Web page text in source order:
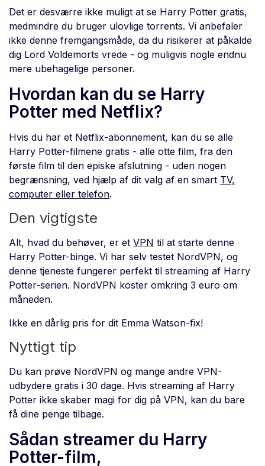
Det er desværre ikke muligt at se Harry Potter gratis,
medmindre du bruger ulovlige torrents. Vi anbefaler
ikke denne fremgangsmåde, da du risikerer at påkalde
dig Lord Voldemorts vrede - og muligvis nogle endnu
mere ubehagelige personer.
Hvordan kan du se Harry
Potter med Netflix?
Hvis du har et Netflix-abonnement, kan du se alle
Harry Potter-filmene gratis - alle otte film, fra den
første film til den episke afslutning - uden nogen
begrænsning, ved hjælp af dit valg af en smart TV,
computer eller telefon.
Den vigtigste
Alt, hvad du behøver, er et VPN til at starte denne
Harry Potter-binge. Vi har selv testet NordVPN, og
denne tjeneste fungerer perfekt til streaming af Harry
Potter-serien. NordVPN koster omkring 3 euro om
måneden.
Ikke en dårlig pris for dit Emma Watson-fix!
Nyttigt tip
Du kan prøve NordVPN og mange andre VPN-
udbydere gratis i 30 dage. Hvis streaming af Harry
Potter ikke skaber magi for dig på VPN, kan du bare
få dine penge tilbage.
Sådan streamer du Harry
Potter-film,